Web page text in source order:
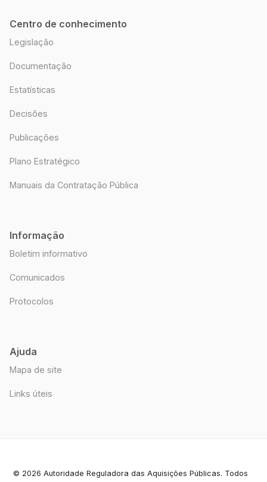
Centro de conhecimento
Legislação
Documentação
Estatísticas
Decisões
Publicações
Plano Estratégico
Manuais da Contratação Pública
Informação
Boletim informativo
Comunicados
Protocolos
Ajuda
Mapa de site
Links úteis
© 2026 Autoridade Reguladora das Aquisições Públicas. Todos